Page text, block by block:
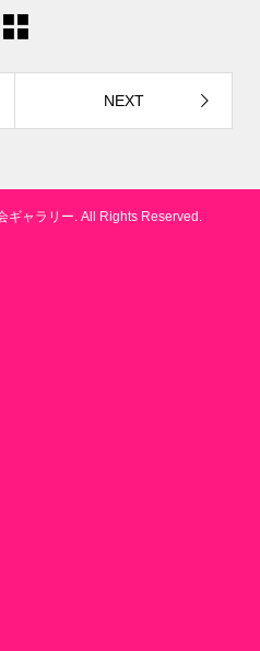
NEXT
ギャラリー. All Rights Reserved.